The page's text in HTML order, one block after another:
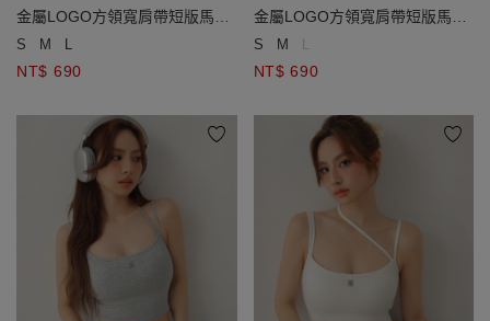
金屬LOGO方領寬肩帶短版馬甲
牛仔背心
S M L
NT$ 690
金屬LOGO方領寬肩帶短版馬甲
牛仔背心
S M L
NT$ 690